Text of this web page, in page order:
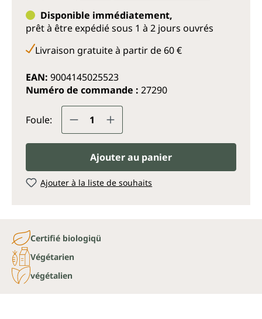
Disponible immédiatement,
prêt à être expédié sous 1 à 2 jours ouvrés
Livraison gratuite à partir de 60 €
EAN: 9004145025523
Numéro de commande : 27290
Foule: Quantité de produit : Entrez la
Ajouter au panier
Ajouter à la liste de souhaits
Certifié biologiqü
Végétarien
végétalien